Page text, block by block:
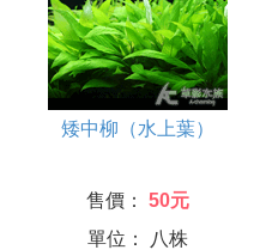
矮中柳（水上葉）
售價：
50元
單位： 八株